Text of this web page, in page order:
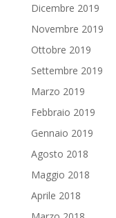
Dicembre 2019
Novembre 2019
Ottobre 2019
Settembre 2019
Marzo 2019
Febbraio 2019
Gennaio 2019
Agosto 2018
Maggio 2018
Aprile 2018